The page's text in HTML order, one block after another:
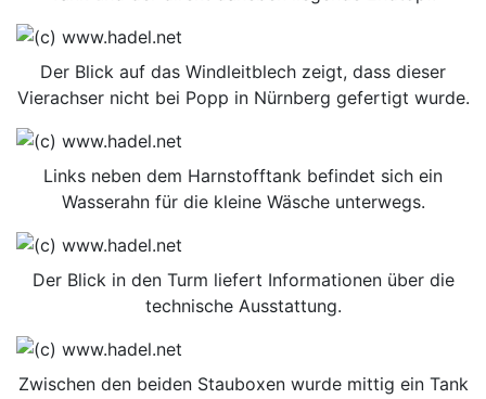
Der Blick auf das Windleitblech zeigt, dass dieser
Vierachser nicht bei Popp in Nürnberg gefertigt wurde.
Links neben dem Harnstofftank befindet sich ein
Wasserahn für die kleine Wäsche unterwegs.
Der Blick in den Turm liefert Informationen über die
technische Ausstattung.
Zwischen den beiden Stauboxen wurde mittig ein Tank